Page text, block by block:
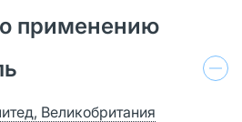
применению
Великобритания